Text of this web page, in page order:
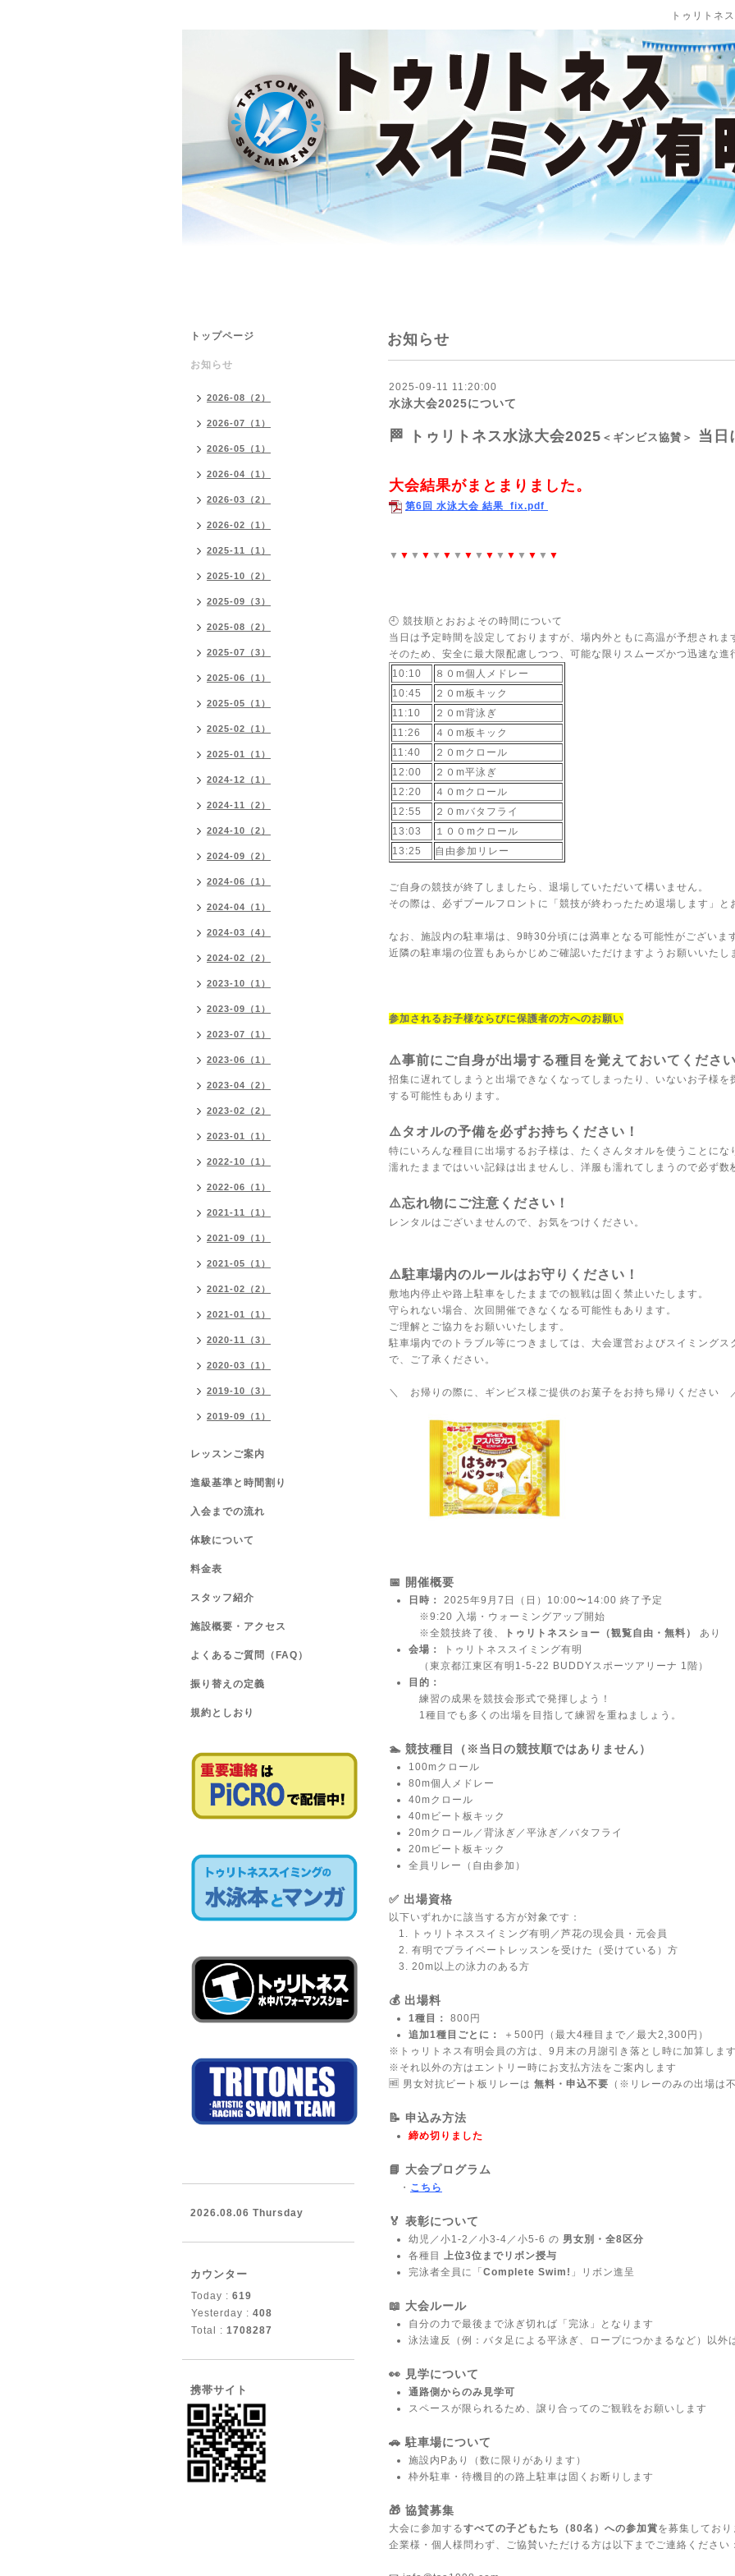
トゥリトネ
お知らせ
2025-09-11 11:20:00
水泳大会2025について
🏁 トゥリトネス水泳大会2025 ＜ギンビス協賛＞ 当日
大会結果がまとまりました。
第6回 水泳大会 結果_fix.pdf
▼ ▼ ▼ ▼ ▼ ▼ ▼ ▼ ▼ ▼ ▼ ▼ ▼ ▼ ▼ ▼
🕘 競技順とおおよその時間について
当日は予定時間を設定しておりますが、場内外ともに高温が予想されま
そのため、安全に最大限配慮しつつ、可能な限りスムーズかつ迅速な進
10:10
８０m個人メドレー
10:45
２０m板キック
11:10
２０m背泳ぎ
11:26
４０m板キック
11:40
２０mクロール
12:00
２０m平泳ぎ
12:20
４０mクロール
12:55
２０mバタフライ
13:03
１００mクロール
13:25
自由参加リレー
ご自身の競技が終了しましたら、退場していただいて構いません。
その際は、必ずプールフロントに「競技が終わったため退場します」と
なお、施設内の駐車場は、9時30分頃には満車となる可能性がございま
近隣の駐車場の位置もあらかじめご確認いただけますようお願いいたし
参加されるお子様ならびに保護者の方へのお願い
⚠️事前にご自身が出場する種目を覚えておいてください
招集に遅れてしまうと出場できなくなってしまったり、いないお子様を
する可能性もあります。
⚠️タオルの予備を必ずお持ちください！
特にいろんな種目に出場するお子様は、たくさんタオルを使うことにな
濡れたままではいい記録は出ませんし、洋服も濡れてしまうので必ず数
⚠️忘れ物にご注意ください！
レンタルはございませんので、お気をつけください。
⚠️駐車場内のルールはお守りください！
敷地内停止や路上駐車をしたままでの観戦は固く禁止いたします。
守られない場合、次回開催できなくなる可能性もあります。
ご理解とご協力をお願いいたします。
駐車場内でのトラブル等につきましては、大会運営およびスイミング
で、ご了承ください。
＼ お帰りの際に、ギンビス様ご提供のお菓子をお持ち帰りください
📅 開催概要
日時：
2025年9月7日（日）10:00〜14:00 終了予定
※9:20 入場・ウォーミングアップ開始
※全競技終了後、
トゥリトネスショー（観覧自由・無料）
あり
会場：
トゥリトネススイミング有明
（東京都江東区有明1-5-22 BUDDYスポーツアリーナ 1階）
目的：
練習の成果を競技会形式で発揮しよう！
1種目でも多くの出場を目指して練習を重ねましょう。
🏊 競技種目（※当日の競技順ではありません）
100mクロール
80m個人メドレー
40mクロール
40mビート板キック
20mクロール／背泳ぎ／平泳ぎ／バタフライ
20mビート板キック
全員リレー（自由参加）
✅ 出場資格
以下いずれかに該当する方が対象です：
トゥリトネススイミング有明／芦花の現会員・元会員
有明でプライベートレッスンを受けた（受けている）方
20m以上の泳力のある方
💰 出場料
1種目：
800円
追加1種目ごとに：
＋500円（最大4種目まで／最大2,300円）
※トゥリトネス有明会員の方は、9月末の月謝引き落とし時に加算します
※それ以外の方はエントリー時にお支払方法をご案内します
🆓 男女対抗ビート板リレーは 無料・申込不要 （※リレーのみの出場は不
📝 申込み方法
締め切りました
📘 大会プログラム
・ こちら
🏅 表彰について
幼児／小1-2／小3-4／小5-6 の 男女別・全8区分
各種目 上位3位までリボン授与
完泳者全員に「 Complete Swim! 」リボン進呈
📖 大会ルール
自分の力で最後まで泳ぎ切れば「完泳」となります
泳法違反（例：バタ足による平泳ぎ、ロープにつかまるなど）以外
👀 見学について
通路側からのみ見学可
スペースが限られるため、譲り合ってのご観戦をお願いします
🚗 駐車場について
施設内Pあり（数に限りがあります）
枠外駐車・待機目的の路上駐車は固くお断りします
🎁 協賛募集
大会に参加するすべての子どもたち（80名）への参加賞を募集しており
企業様・個人様問わず、ご協賛いただける方は以下までご連絡ください：
トップページ
お知らせ
2026-08（2）
2026-07（1）
2026-05（1）
2026-04（1）
2026-03（2）
2026-02（1）
2025-11（1）
2025-10（2）
2025-09（3）
2025-08（2）
2025-07（3）
2025-06（1）
2025-05（1）
2025-02（1）
2025-01（1）
2024-12（1）
2024-11（2）
2024-10（2）
2024-09（2）
2024-06（1）
2024-04（1）
2024-03（4）
2024-02（2）
2023-10（1）
2023-09（1）
2023-07（1）
2023-06（1）
2023-04（2）
2023-02（2）
2023-01（1）
2022-10（1）
2022-06（1）
2021-11（1）
2021-09（1）
2021-05（1）
2021-02（2）
2021-01（1）
2020-11（3）
2020-03（1）
2019-10（3）
2019-09（1）
レッスンご案内
進級基準と時間割り
入会までの流れ
体験について
料金表
スタッフ紹介
施設概要・アクセス
よくあるご質問（FAQ）
振り替えの定義
規約としおり
2026.08.06 Thursday
カウンター
Today : 619
Yesterday : 408
Total : 1708287
携帯サイト